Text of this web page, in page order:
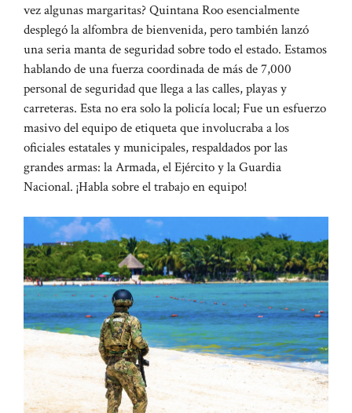
vez algunas margaritas? Quintana Roo esencialmente
desplegó la alfombra de bienvenida, pero también lanzó
una seria manta de seguridad sobre todo el estado. Estamos
hablando de una fuerza coordinada de más de 7,000
personal de seguridad que llega a las calles, playas y
carreteras. Esta no era solo la policía local; Fue un esfuerzo
masivo del equipo de etiqueta que involucraba a los
oficiales estatales y municipales, respaldados por las
grandes armas: la Armada, el Ejército y la Guardia
Nacional. ¡Habla sobre el trabajo en equipo!